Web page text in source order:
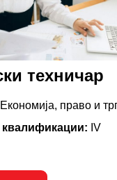
техничар
Економија, право и
квалификации: IV